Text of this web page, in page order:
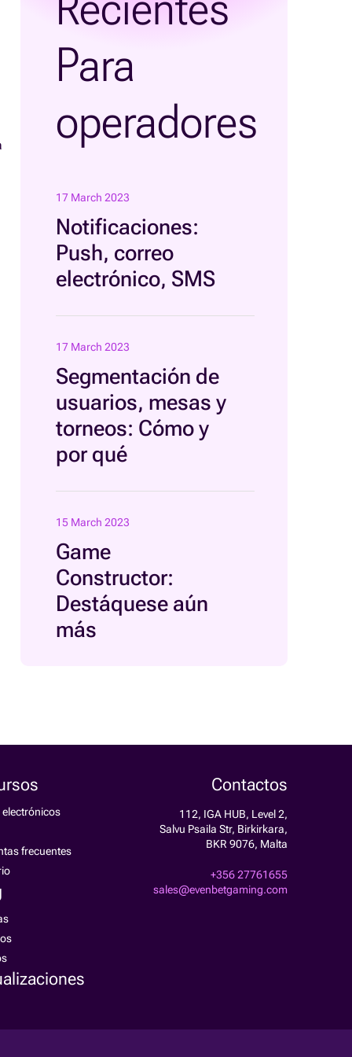
Para
operadores
17 March 2023
Notificaciones:
Push, correo
electrónico, SMS
17 March 2023
Segmentación de
usuarios, mesas y
torneos: Cómo y
por qué
15 March 2023
Game
Constructor:
Destáquese aún
más
frecuentes
Contactos
112, IGA HUB, Level 2,
Salvu Psaila Str, Birkirkara,
BKR 9076, Malta
+356 27761655
sales@evenbetgaming.com